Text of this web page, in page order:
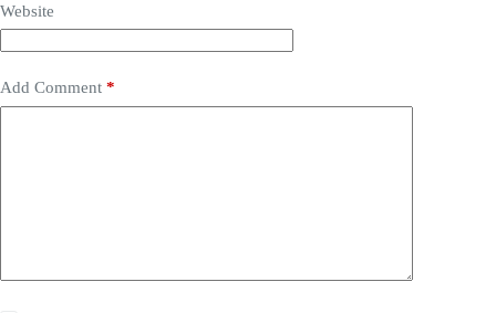
Website
Add Comment *